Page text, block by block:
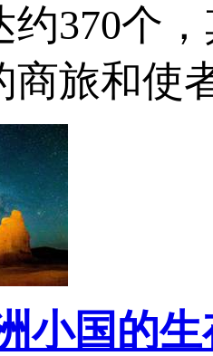
约370个
商旅和
小国的